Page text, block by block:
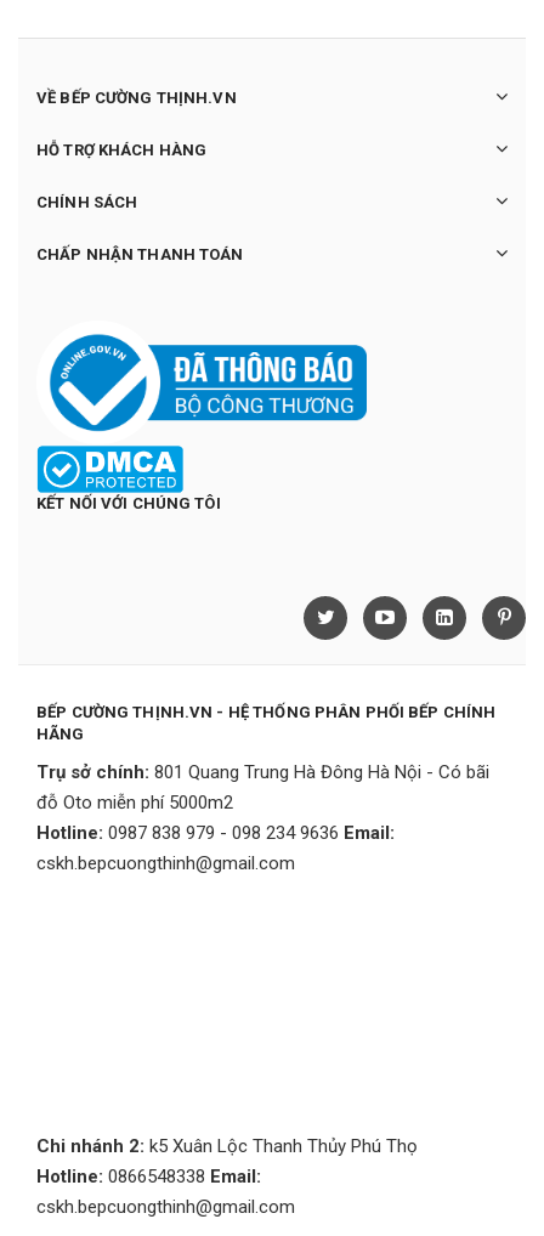
VỀ BẾP CƯỜNG THỊNH.VN
HỖ TRỢ KHÁCH HÀNG
CHÍNH SÁCH
CHẤP NHẬN THANH TOÁN
KẾT NỐI VỚI CHÚNG TÔI
BẾP CƯỜNG THỊNH.VN - HỆ THỐNG PHÂN PHỐI BẾP CHÍNH
HÃNG
Trụ sở chính: 801 Quang Trung Hà Đông Hà Nội - Có bãi
đỗ Oto miễn phí 5000m2
Hotline: 0987 838 979 - 098 234 9636 Email:
cskh.bepcuongthinh@gmail.com
Chi nhánh 2: k5 Xuân Lộc Thanh Thủy Phú Thọ
Hotline: 0866548338 Email:
cskh.bepcuongthinh@gmail.com